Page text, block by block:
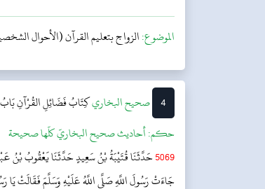
الموضوع:الزواج بتعليم القرآن (الأحوال
4 ‌‌صحيح البخاريكِتَابُ فَضَائِلِ القُرْآنِ
حکم:أحاديث صحيح البخاريّ كلّها صحيحة
5069حَدَّثَنَا قُتَيْبَةُ بْنُ سَعِيدٍ حَدَّثَنَا يَعْقُوبُ بْنُ
جَاءَتْ رَسُولَ اللَّهِ صَلَّى اللَّهُ عَلَيْهِ وَسَلَّمَ فَقَالَتْ